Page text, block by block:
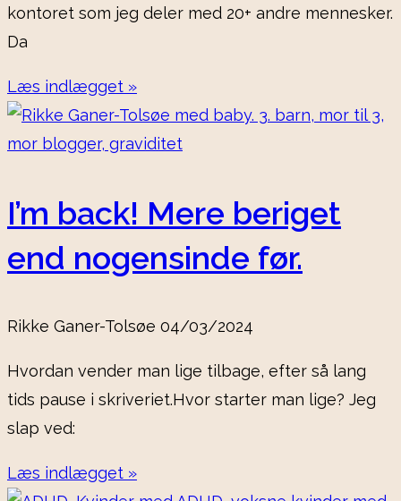
kontoret som jeg deler med 20+ andre mennesker.
Da
Læs indlægget »
I’m back! Mere beriget
end nogensinde før.
Rikke Ganer-Tolsøe 04/03/2024
Hvordan vender man lige tilbage, efter så lang
tids pause i skriveriet.Hvor starter man lige? Jeg
slap ved:
Læs indlægget »